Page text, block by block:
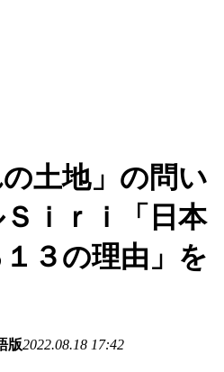
の土地」の問い
ｉｒｉ「日本
３の理由」を
版2022.08.18 17:42